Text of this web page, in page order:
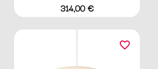
Preis
314,00 €
favorite_border